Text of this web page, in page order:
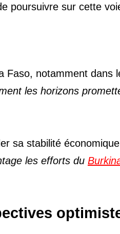
poursuivre sur cette
Faso, notamment dans
les horizons
sa stabilité
les efforts du